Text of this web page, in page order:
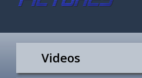
Videos